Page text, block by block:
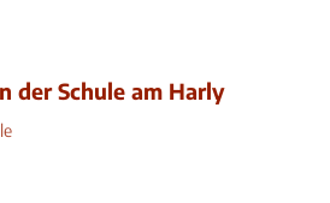
der Schule am Harly